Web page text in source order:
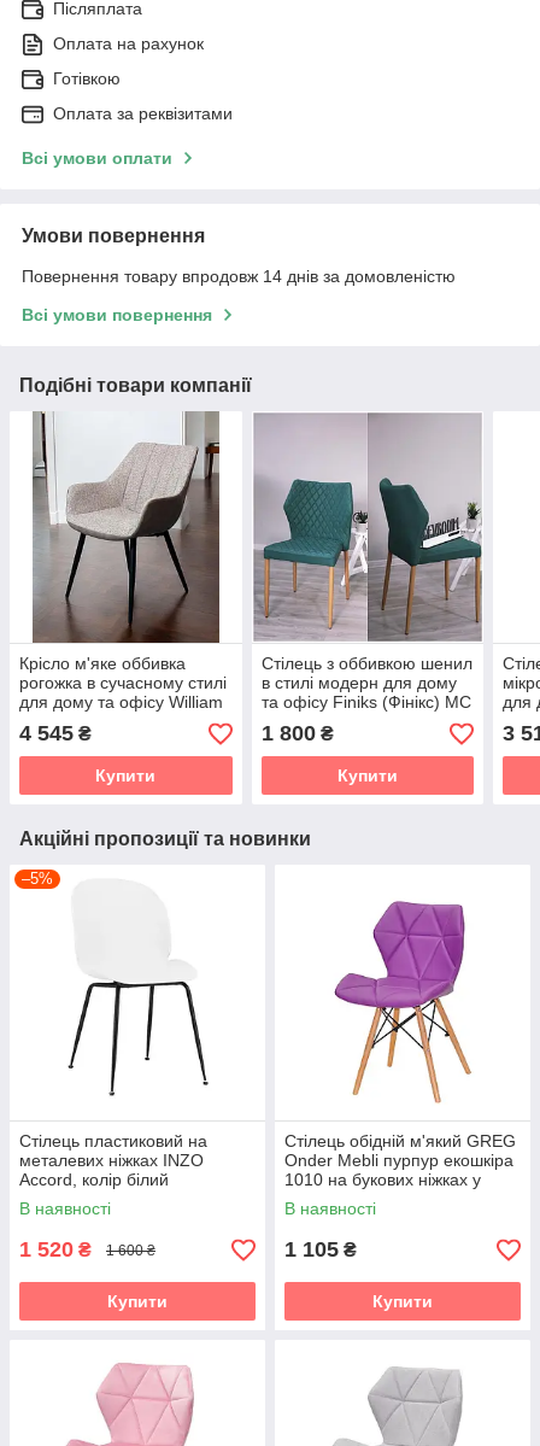
Післяплата
Оплата на рахунок
Готівкою
Оплата за реквізитами
Всі умови оплати
Умови повернення
Повернення товару впродовж 14 днів за домовленістю
Всі умови повернення
Подібні товари компанії
Крісло м'яке оббивка
рогожка в сучасному стилі
для дому та офісу William
DC - 2260 Evrodim, колір
коричневий
4 545 ₴
Купити
Стілець з оббивкою шенил
в стилі модерн для дому
та офісу Finiks (Фінікс) MC
- 56 Evrodim, колір
зелений
1 800₴
Купити
для
3
Акційні пропозиції та новинки
–5%
Стілець пластиковий на
металевих ніжках INZO
Accord, колір білий
В наявності
1 520 ₴ 1 600 ₴
Купити
Стілець обідній м'який GREG
Onder Mebli пурпур екошкіра
1010 на букових ніжках у
скандинавському стилі
В наявності
1 105 ₴
Купити